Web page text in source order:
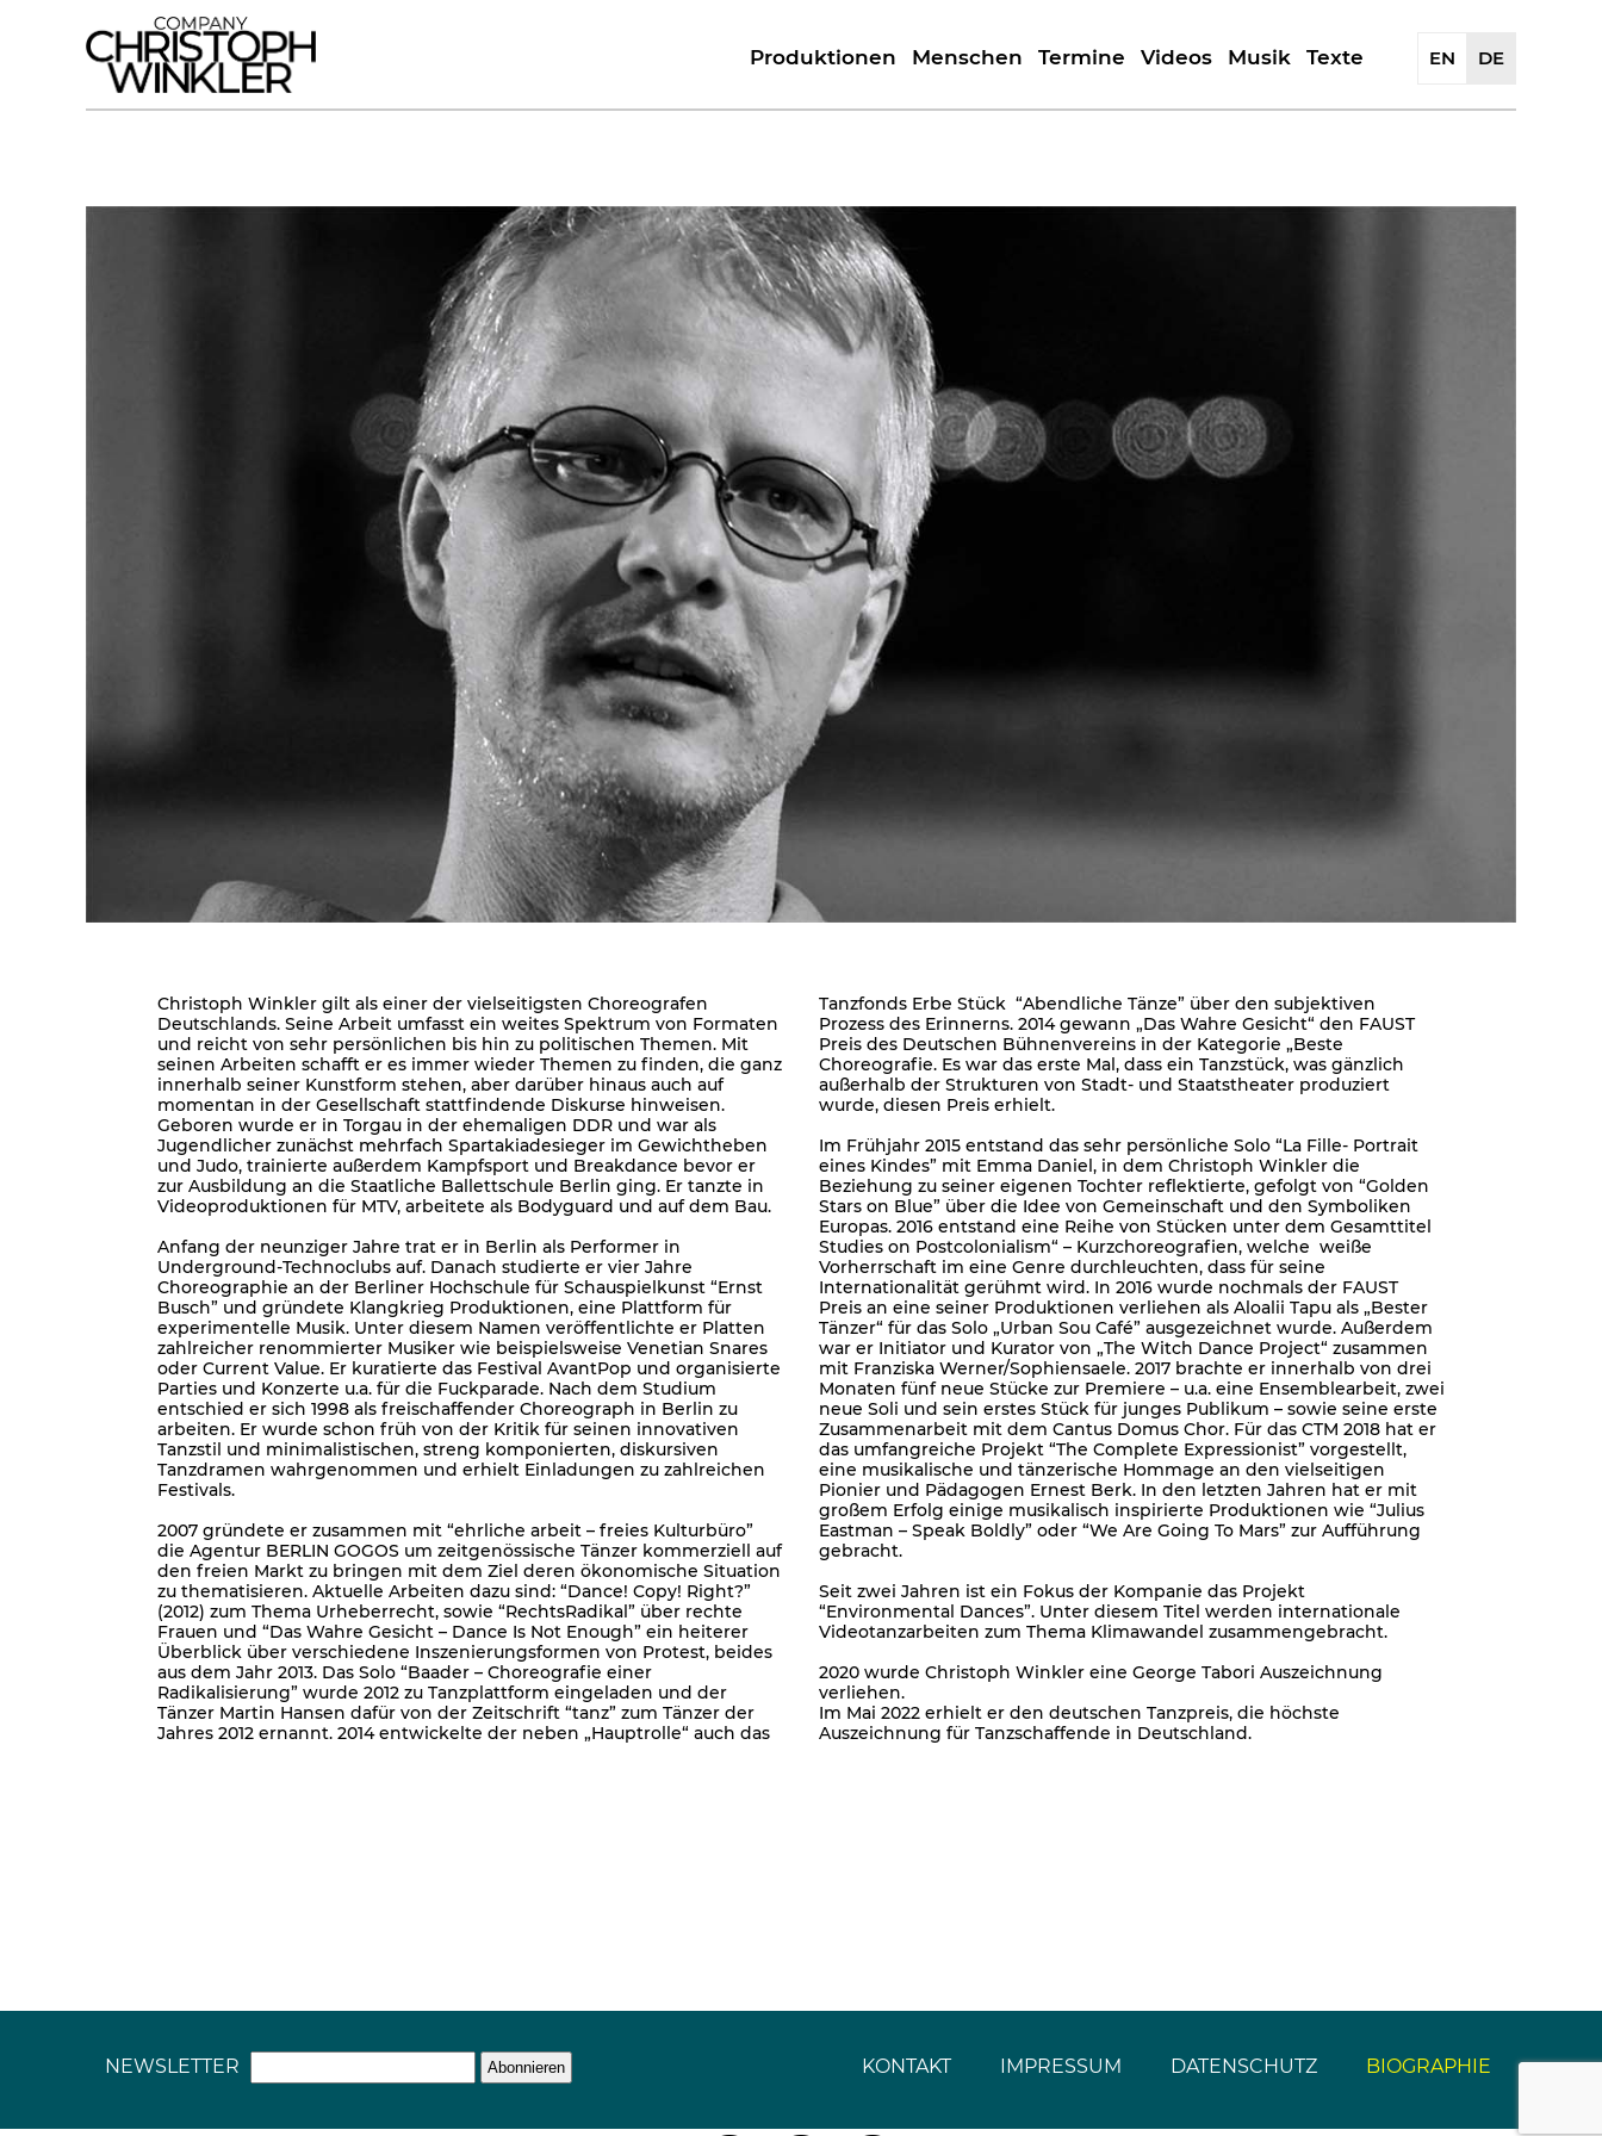
Produktionen Menschen Termine Videos Musik Texte EN DE
Christoph Winkler gilt als einer der vielseitigsten Choreografen
Deutschlands. Seine Arbeit umfasst ein weites Spektrum von Formaten
und reicht von sehr persönlichen bis hin zu politischen Themen. Mit
seinen Arbeiten schafft er es immer wieder Themen zu finden, die ganz
innerhalb seiner Kunstform stehen, aber darüber hinaus auch auf
momentan in der Gesellschaft stattfindende Diskurse hinweisen.
Geboren wurde er in Torgau in der ehemaligen DDR und war als
Jugendlicher zunächst mehrfach Spartakiadesieger im Gewichtheben
und Judo, trainierte außerdem Kampfsport und Breakdance bevor er
zur Ausbildung an die Staatliche Ballettschule Berlin ging. Er tanzte in
Videoproduktionen für MTV, arbeitete als Bodyguard und auf dem Bau.
Anfang der neunziger Jahre trat er in Berlin als Performer in
Underground-Technoclubs auf. Danach studierte er vier Jahre
Choreographie an der Berliner Hochschule für Schauspielkunst “Ernst
Busch” und gründete Klangkrieg Produktionen, eine Plattform für
experimentelle Musik. Unter diesem Namen veröffentlichte er Platten
zahlreicher renommierter Musiker wie beispielsweise Venetian Snares
oder Current Value. Er kuratierte das Festival AvantPop und organisierte
Parties und Konzerte u.a. für die Fuckparade. Nach dem Studium
entschied er sich 1998 als freischaffender Choreograph in Berlin zu
arbeiten. Er wurde schon früh von der Kritik für seinen innovativen
Tanzstil und minimalistischen, streng komponierten, diskursiven
Tanzdramen wahrgenommen und erhielt Einladungen zu zahlreichen
Festivals.
2007 gründete er zusammen mit “ehrliche arbeit – freies Kulturbüro”
die Agentur BERLIN GOGOS um zeitgenössische Tänzer kommerziell auf
den freien Markt zu bringen mit dem Ziel deren ökonomische Situation
zu thematisieren. Aktuelle Arbeiten dazu sind: “Dance! Copy! Right?”
(2012) zum Thema Urheberrecht, sowie “RechtsRadikal” über rechte
Frauen und “Das Wahre Gesicht – Dance Is Not Enough” ein heiterer
Überblick über verschiedene Inszenierungsformen von Protest, beides
aus dem Jahr 2013. Das Solo “Baader – Choreografie einer
Radikalisierung” wurde 2012 zu Tanzplattform eingeladen und der
Tänzer Martin Hansen dafür von der Zeitschrift “tanz” zum Tänzer der
Jahres 2012 ernannt. 2014 entwickelte der neben „Hauptrolle“ auch das
Tanzfonds Erbe Stück “Abendliche Tänze” über den subjektiven
Prozess des Erinnerns. 2014 gewann „Das Wahre Gesicht“ den FAUST
Preis des Deutschen Bühnenvereins in der Kategorie „Beste
Choreografie. Es war das erste Mal, dass ein Tanzstück, was gänzlich
außerhalb der Strukturen von Stadt- und Staatstheater produziert
wurde, diesen Preis erhielt.
Im Frühjahr 2015 entstand das sehr persönliche Solo “La Fille- Portrait
eines Kindes” mit Emma Daniel, in dem Christoph Winkler die
Beziehung zu seiner eigenen Tochter reflektierte, gefolgt von “Golden
Stars on Blue” über die Idee von Gemeinschaft und den Symboliken
Europas. 2016 entstand eine Reihe von Stücken unter dem Gesamttitel
Studies on Postcolonialism“ – Kurzchoreografien, welche weiße
Vorherrschaft im eine Genre durchleuchten, dass für seine
Internationalität gerühmt wird. In 2016 wurde nochmals der FAUST
Preis an eine seiner Produktionen verliehen als Aloalii Tapu als „Bester
Tänzer“ für das Solo „Urban Sou Café” ausgezeichnet wurde. Außerdem
war er Initiator und Kurator von „The Witch Dance Project“ zusammen
mit Franziska Werner/Sophiensaele. 2017 brachte er innerhalb von drei
Monaten fünf neue Stücke zur Premiere – u.a. eine Ensemblearbeit, zwei
neue Soli und sein erstes Stück für junges Publikum – sowie seine erste
Zusammenarbeit mit dem Cantus Domus Chor. Für das CTM 2018 hat er
das umfangreiche Projekt “The Complete Expressionist” vorgestellt,
eine musikalische und tänzerische Hommage an den vielseitigen
Pionier und Pädagogen Ernest Berk. In den letzten Jahren hat er mit
großem Erfolg einige musikalisch inspirierte Produktionen wie “Julius
Eastman – Speak Boldly” oder “We Are Going To Mars” zur Aufführung
gebracht.
Seit zwei Jahren ist ein Fokus der Kompanie das Projekt
“Environmental Dances”. Unter diesem Titel werden internationale
Videotanzarbeiten zum Thema Klimawandel zusammengebracht.
2020 wurde Christoph Winkler eine George Tabori Auszeichnung
verliehen.
Im Mai 2022 erhielt er den deutschen Tanzpreis, die höchste
Auszeichnung für Tanzschaffende in Deutschland.
NEWSLETTER KONTAKT IMPRESSUM DATENSCHUTZ BIOGRAPHIE